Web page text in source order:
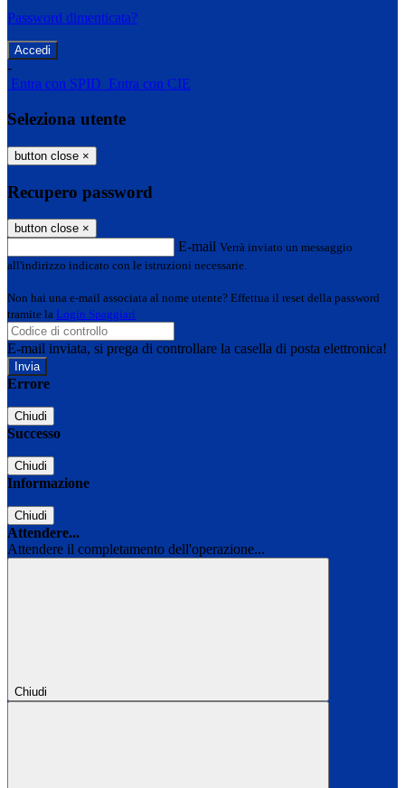
Password dimenticata?
-
Entra con SPID Entra con CIE
Seleziona utente
button close ×
Recupero password
button close ×
E-mail Verrà inviato un messaggio
all'indirizzo indicato con le istruzioni necessarie.
Non hai una e-mail associata al nome utente? Effettua il reset della password
tramite la Login Spaggiari
E-mail inviata, si prega di controllare la casella di posta elettronica!
Errore
Chiudi
Successo
Chiudi
Informazione
Chiudi
Attendere...
Attendere il completamento dell'operazione...
Chiudi